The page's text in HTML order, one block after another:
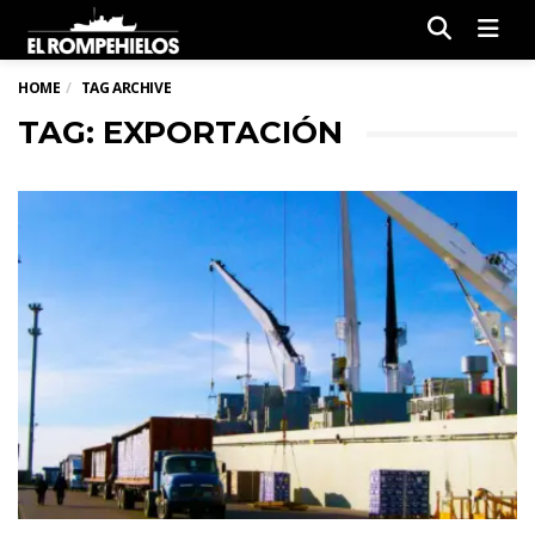
HOME TAG ARCHIVE
TAG: EXPORTACIÓN